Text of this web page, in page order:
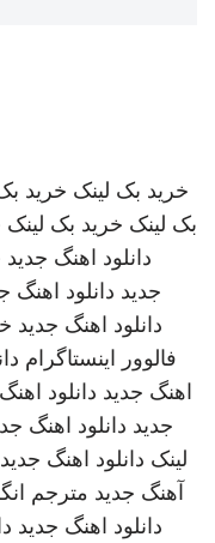
خرید بک لینک خرید
بک لینک خرید بک لینک
دانلود اهنگ جدید
جدید دانلود اهنگ
دانلود اهنگ جدید
فالوور اینستاگرام
اهنگ جدید دانلود
جدید دانلود اهنگ
لینک دانلود اهنگ جدید
آهنگ جدید مترجم
دانلود اهنگ جدید